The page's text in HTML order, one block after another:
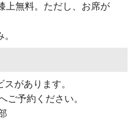
上無料。ただし、お席が
があります。
ご予約ください。